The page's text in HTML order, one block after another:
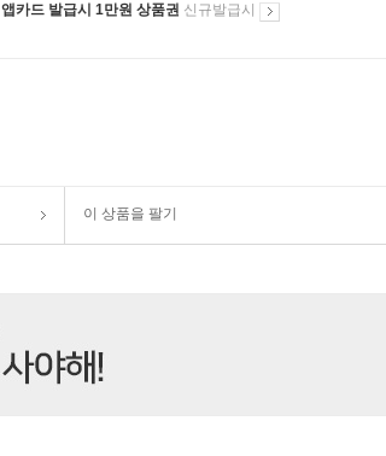
앱카드 발급시 1만원 상품권 신규발급시
이 상품을 팔기